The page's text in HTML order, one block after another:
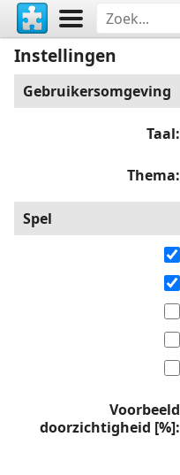
Instellingen
Gebruikersomgeving
Taal
Thema
Spel
Voorbeeld
doorzichtigheid [%]